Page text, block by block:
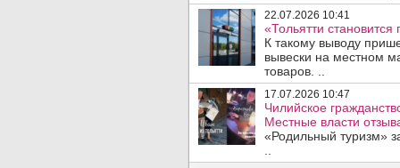
22.07.2026 10:41
«Тольятти
К такому выводу
вывески на местном
товаров. ..
17.07.2026 10:47
Чилийское
Местные власти
«Родильный туризм»